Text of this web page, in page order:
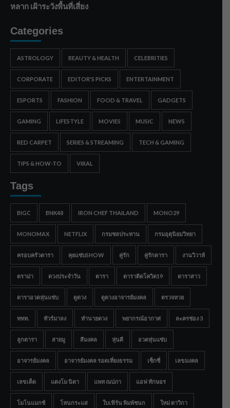
หลาก เฝ้าระวังพื้นที่เสี่ยง
Categories
ASTROLOGY BEAUTY & HEALTH CELEBRITIES
CORPORATE EDITOR'S PICKS ENTERTAINMENT
ESPORTS FASHION FOOD & TRAVEL GADGETS
GAMING LIFESTYLE MOVIES MUSIC NEWS
RED CARPET SERIES & STREAMING TECH & GAMING
TIPS & HOW-TO VIRAL
Tags
BIGC BNK48 IRON CHEF THAILAND MONO29
MONOMAX NETFLIX กรมชลประทาน กรมอุตุนิยมวิทยา
ครอบครัวดารา คุยแซ่บSHOW คู่รัก คู่รักดารา งานวิวาห์
ดราม่า ดวงประจำวัน ดารา ดาราติดโควิด19 ดาราสาว
ดาราอวดหุ่นแซ่บ ดูดวง ดูดวงอาจารย์มงคล ตรวจหวย
ททท. ทัวร์มาลง ทำนายดวง พยากรณ์อากาศ ละครช่อง 3
ลูกดารา สายมู สีมงคล หุ่นดี อวดหุ่นแซ่บ
อาจารย์มงคล อาจารย์มงคล รอดเที่ยงธรรม เซ็กซี่ เลขมงคล
เลขเด็ด แตงโม นิดา แพท ณปภา แอฟ ทักษอร
โมโนแมกซ์ โหนกระแส ใบเฟิร์น พิมพ์ชนก ใหม่ ดาวิกา